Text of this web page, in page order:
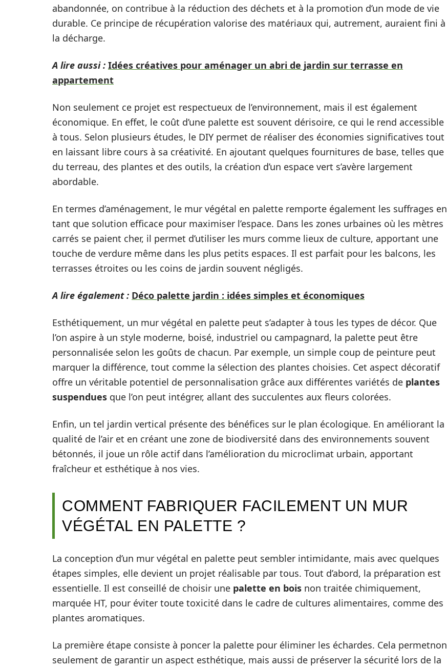
abandonnée, on contribue à la réduction des déchets et à la promotion d’un mode de vie
durable. Ce principe de récupération valorise des matériaux qui, autrement, auraient fini à
la décharge.
A lire aussi : Idées créatives pour aménager un abri de jardin sur terrasse en
appartement
Non seulement ce projet est respectueux de l’environnement, mais il est également
économique. En effet, le coût d’une palette est souvent dérisoire, ce qui le rend accessible
à tous. Selon plusieurs études, le DIY permet de réaliser des économies significatives tout
en laissant libre cours à sa créativité. En ajoutant quelques fournitures de base, telles que
du terreau, des plantes et des outils, la création d’un espace vert s’avère largement
abordable.
En termes d’aménagement, le mur végétal en palette remporte également les suffrages en
tant que solution efficace pour maximiser l’espace. Dans les zones urbaines où les mètres
carrés se paient cher, il permet d’utiliser les murs comme lieux de culture, apportant une
touche de verdure même dans les plus petits espaces. Il est parfait pour les balcons, les
terrasses étroites ou les coins de jardin souvent négligés.
A lire également : Déco palette jardin : idées simples et économiques
Esthétiquement, un mur végétal en palette peut s’adapter à tous les types de décor. Que
l’on aspire à un style moderne, boisé, industriel ou campagnard, la palette peut être
personnalisée selon les goûts de chacun. Par exemple, un simple coup de peinture peut
marquer la différence, tout comme la sélection des plantes choisies. Cet aspect décoratif
offre un véritable potentiel de personnalisation grâce aux différentes variétés de plantes
suspendues que l’on peut intégrer, allant des succulentes aux fleurs colorées.
Enfin, un tel jardin vertical présente des bénéfices sur le plan écologique. En améliorant la
qualité de l’air et en créant une zone de biodiversité dans des environnements souvent
bétonnés, il joue un rôle actif dans l’amélioration du microclimat urbain, apportant
fraîcheur et esthétique à nos vies.
COMMENT FABRIQUER FACILEMENT UN MUR
VÉGÉTAL EN PALETTE ?
La conception d’un mur végétal en palette peut sembler intimidante, mais avec quelques
étapes simples, elle devient un projet réalisable par tous. Tout d’abord, la préparation est
essentielle. Il est conseillé de choisir une palette en bois non traitée chimiquement,
marquée HT, pour éviter toute toxicité dans le cadre de cultures alimentaires, comme des
plantes aromatiques.
La première étape consiste à poncer la palette pour éliminer les échardes. Cela permetnon
seulement de garantir un aspect esthétique, mais aussi de préserver la sécurité lors de la